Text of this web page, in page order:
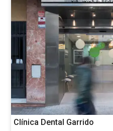
Clínica Dental Garrido